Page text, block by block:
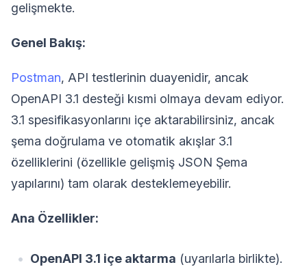
gelişmekte.
Genel Bakış:
Postman, API testlerinin duayenidir, ancak
OpenAPI 3.1 desteği kısmi olmaya devam ediyor.
3.1 spesifikasyonlarını içe aktarabilirsiniz, ancak
şema doğrulama ve otomatik akışlar 3.1
özelliklerini (özellikle gelişmiş JSON Şema
yapılarını) tam olarak desteklemeyebilir.
Ana Özellikler:
OpenAPI 3.1 içe aktarma (uyarılarla birlikte).